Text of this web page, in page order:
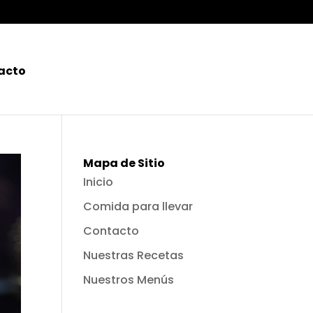
Mapa de Sitio
Inicio
Comida para llevar
Contacto
Nuestras Recetas
Nuestros Menús